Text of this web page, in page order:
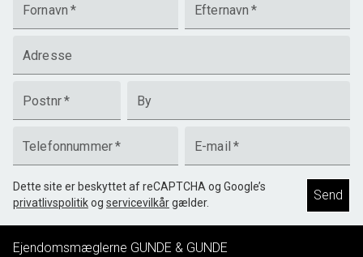
Fornavn * Efternavn *
Adresse
Postnr* By
Telefonnummer* E-mail *
Dette site er beskyttet af reCAPTCHA og Google’s
privatlivspolitikog servicevilkårgælder. Send
Ejendomsmæglerne GUNDE & GUNDE